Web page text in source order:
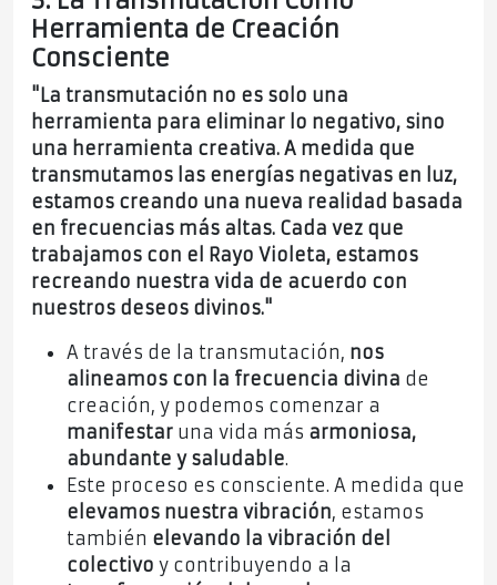
Herramienta de Creación
Consciente
"La transmutación no es solo una
herramienta para eliminar lo negativo, sino
una herramienta creativa. A medida que
transmutamos las energías negativas en luz,
estamos creando una nueva realidad basada
en frecuencias más altas. Cada vez que
trabajamos con el Rayo Violeta, estamos
recreando nuestra vida de acuerdo con
nuestros deseos divinos."
A través de la transmutación, nos
alineamos con la frecuencia divina de
creación, y podemos comenzar a
manifestar una vida más armoniosa,
abundante y saludable.
Este proceso es consciente. A medida que
elevamos nuestra vibración, estamos
también elevando la vibración del
colectivo y contribuyendo a la